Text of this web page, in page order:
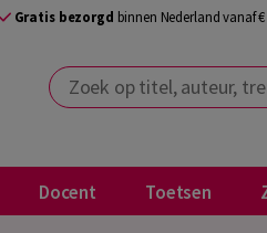
Gratis bezorgd binnen Nederland vanaf
Zoek op titel, auteur,
Docent Toetsen